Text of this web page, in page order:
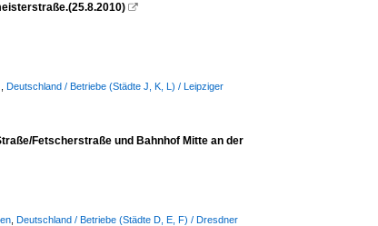

Deutschland / Betriebe (Städte J, K, L) / Leipziger
Fetscherstraße und Bahnhof Mitte an der
Deutschland / Betriebe (Städte D, E, F) / Dresdner